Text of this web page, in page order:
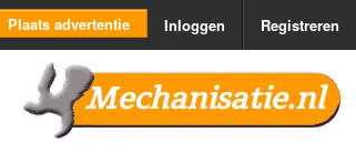
Plaats advertentie Inloggen Registreren
Mechanisatie.nl